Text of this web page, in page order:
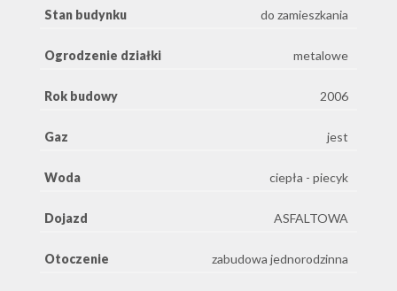
Stan budynku do zamieszkania
Ogrodzenie działki metalowe
Rok budowy 2006
Gaz jest
Woda ciepła - piecyk
Dojazd ASFALTOWA
Otoczenie zabudowa jednorodzinna